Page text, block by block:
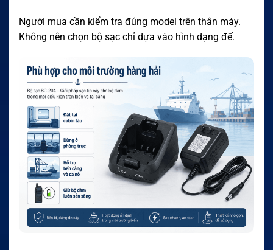
Người mua cần kiểm tra đúng model trên thân máy.
Không nên chọn bộ sạc chỉ dựa vào hình dạng đế.